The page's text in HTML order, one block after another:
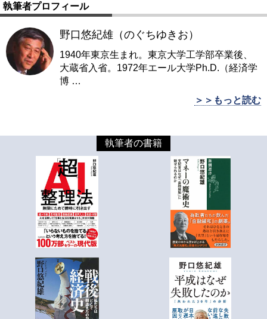
執筆者プロフィール
野口悠紀雄（のぐちゆきお）
1940年東京生まれ。東京大学工学部卒業後、
大蔵省入省。1972年エール大学Ph.D.（経済学
博 …
＞＞もっと読む
執筆者の書籍